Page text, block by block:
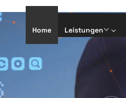
Home Leistungen